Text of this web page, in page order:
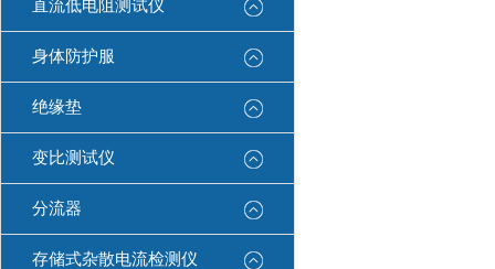
直流低电阻测试仪
身体防护服
绝缘垫
变比测试仪
分流器
存储式杂散电流检测仪